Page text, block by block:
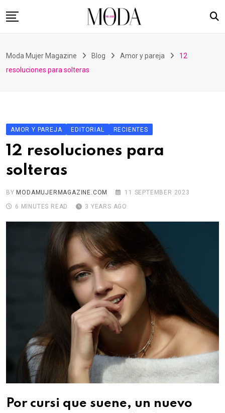
to
Nuestras Revistas
Contacto
Moda Mujer Magazine Blog Amor y pareja
12
resoluciones para solteras
AMOR Y PAREJA EDITORIAL RECIENTES
12 resoluciones para
solteras
BY MODAMUJERMAGAZINE.COM
11 SEPTEMBER 2023
6 MINUTES READ
3 YEARS AGO
Por cursi que suene, un nuevo